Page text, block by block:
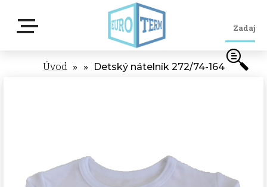
Úvod » » Detský nátelník 272/74-164